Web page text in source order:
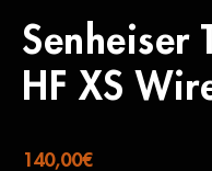
Senheiser
HF XS
140,00€